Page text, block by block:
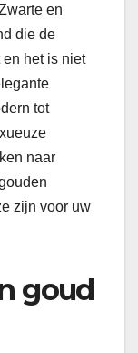
en
die de
en het is niet
tot
naar
zijn voor uw
goud